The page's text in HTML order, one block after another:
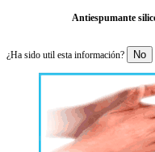
Antiespumante
¿Ha sido util esta información? No